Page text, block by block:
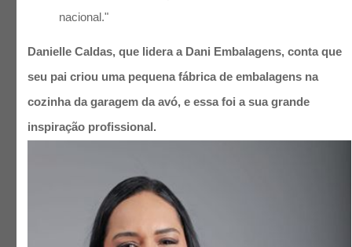
nacional."
Danielle Caldas, que lidera a Dani Embalagens, conta que
seu pai criou uma pequena fábrica de embalagens na
cozinha da garagem da avó, e essa foi a sua grande
inspiração profissional.